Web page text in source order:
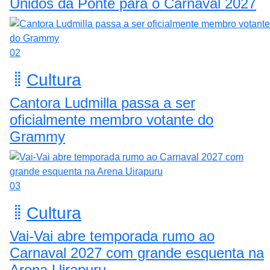
Unidos da Ponte para o Carnaval 2027
02
Cultura
Cantora Ludmilla passa a ser
oficialmente membro votante do
Grammy
03
Cultura
Vai-Vai abre temporada rumo ao
Carnaval 2027 com grande esquenta na